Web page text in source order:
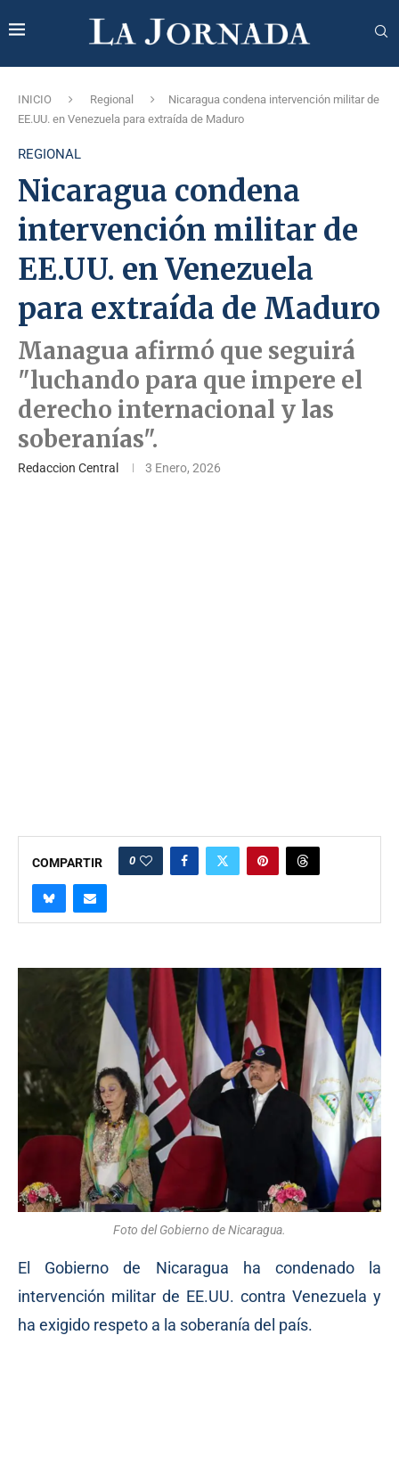
INICIO Regional
Nicaragua condena intervención militar de
EE.UU. en Venezuela para extraída de Maduro
REGIONAL
Nicaragua condena
intervención militar de
EE.UU. en Venezuela
para extraída de Maduro
Managua afirmó que seguirá
"luchando para que impere el
derecho internacional y las
soberanías".
Redaccion Central 3 Enero, 2026
COMPARTIR 0
Foto del Gobierno de Nicaragua.
El Gobierno de Nicaragua ha condenado la
intervención militar de EE.UU. contra Venezuela y
ha exigido respeto a la soberanía del país.